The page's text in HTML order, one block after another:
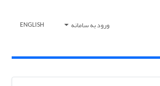
ورود به سامانه ENGLISH